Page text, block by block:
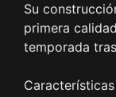
Su
primera
temporada